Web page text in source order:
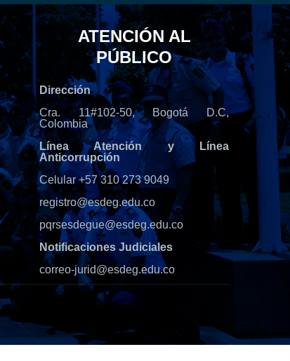
ATENCIÓN AL
PÚBLICO
Dirección
Cra. 11#102-50, Bogotá D.C,
Colombia
Línea Atención y Línea
Anticorrupción
Celular +57 310 273 9049
registro@esdeg.edu.co
pqrsesdegue@esdeg.edu.co
Notificaciones Judiciales
correo-jurid@esdeg.edu.co